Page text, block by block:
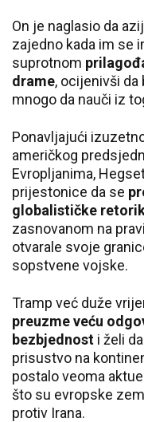
On je naglasio da
zajedno kada im se
suprotnom
drame, ocijenivši da
mnogo da nauči iz
Ponavljajući
američkog
Evropljanima,
prijestonice da se
globalističke
zasnovanom na
otvarale svoje
sopstvene vojske.
Tramp već duže
preuzme veću
bezbjednost i želi
prisustvo na
postalo veoma
što su evropske
protiv Irana.